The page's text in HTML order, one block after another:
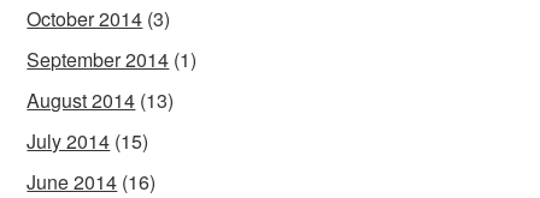
October 2014 (3)
September 2014 (1)
August 2014 (13)
July 2014 (15)
June 2014 (16)